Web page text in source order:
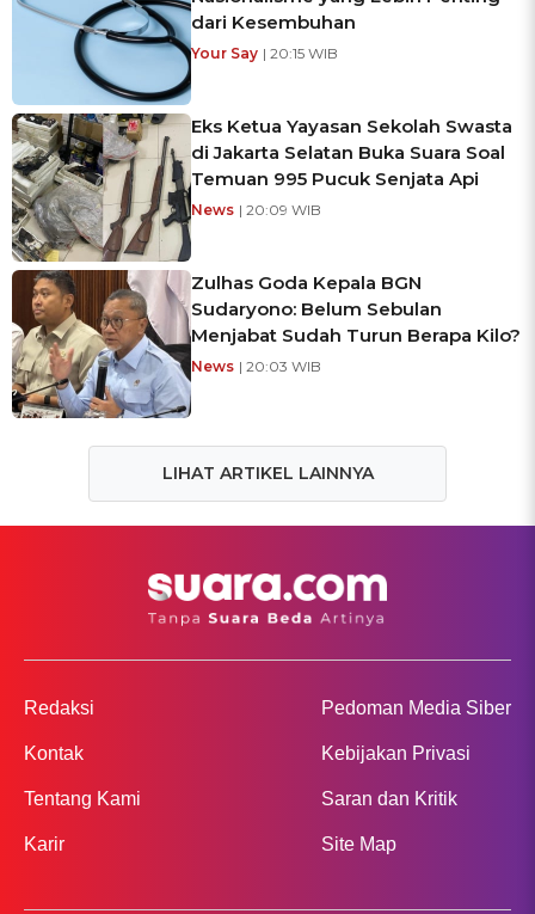
dari Kesembuhan
Your Say | 20:15 WIB
Eks Ketua Yayasan Sekolah Swasta
di Jakarta Selatan Buka Suara Soal
Temuan 995 Pucuk Senjata Api
News | 20:09 WIB
Zulhas Goda Kepala BGN
Sudaryono: Belum Sebulan
Menjabat Sudah Turun Berapa Kilo?
News | 20:03 WIB
LIHAT ARTIKEL LAINNYA
Redaksi
Kontak
Tentang Kami
Karir
Pedoman Media Siber
Kebijakan Privasi
Saran dan Kritik
Site Map